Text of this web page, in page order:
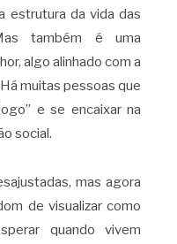
estrutura da vida das
também é uma
algo alinhado com a
muitas pessoas que
e se encaixar na
social.
mas agora
de visualizar como
quando vivem